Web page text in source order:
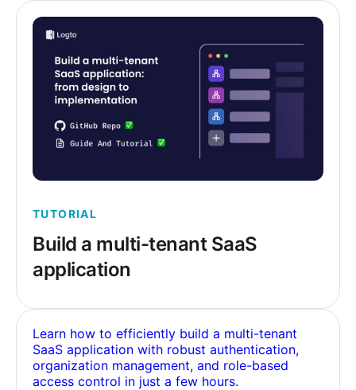
TUTORIAL
Build a multi-tenant SaaS
application
Learn how to efficiently build a multi-tenant
SaaS application with robust authentication,
organization management, and role-based
access control in just a few hours.